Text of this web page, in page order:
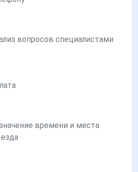
вопросов специалистами
времени и места